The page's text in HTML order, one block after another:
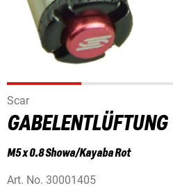
Scar
GABELENTLÜFTUNG
M5 x 0.8 Showa/Kayaba Rot
Art. No. 30001405